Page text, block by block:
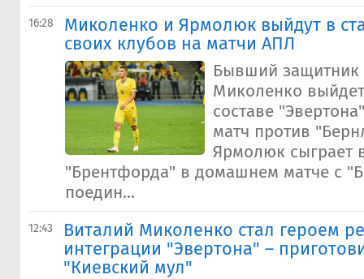
16:28
Миколенко и Ярмолюк выйдут в
своих клубов на матчи АПЛ
Бывший
Миколенко
составе
матч против
Ярмолюк сыграет
"Брентфорда" в домашнем матче с
поедин...
12:43
Виталий Миколенко стал героем
интеграции "Эвертона" –
"Киевский мул"